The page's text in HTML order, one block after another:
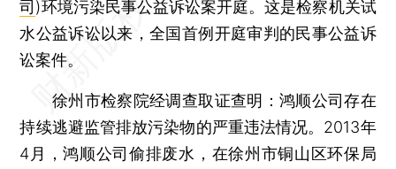
司 )环境污染民事公益诉讼案开庭。这是检察机关试
水公益诉讼以来，全国首例开庭审判的民事公益诉
讼案件。
徐州市检察院经调查取证查明：鸿顺公司存在
持续逃避监管排放污染物的严重违法情况。2013年
4月，鸿顺公司偷排废水，在徐州市铜山区环保局